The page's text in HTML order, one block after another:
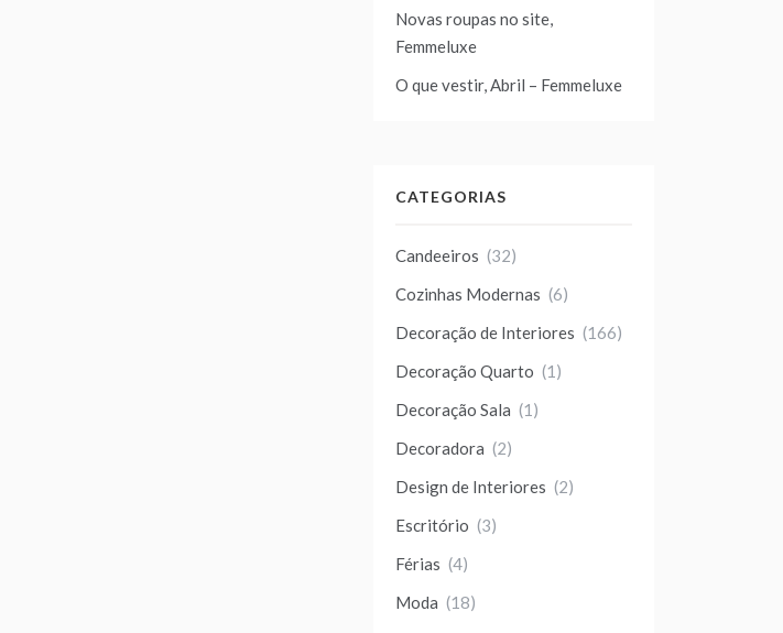
Novas roupas no site,
Femmeluxe
O que vestir, Abril – Femmeluxe
CATEGORIAS
Candeeiros (32)
Cozinhas Modernas (6)
Decoração de Interiores (166)
Decoração Quarto (1)
Decoração Sala (1)
Decoradora (2)
Design de Interiores (2)
Escritório (3)
Férias (4)
Moda (18)